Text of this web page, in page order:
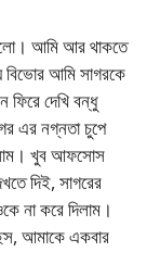
আমি আর থাকতে
বিভোর আমি সাগরকে
দেখি বন্ধু
এর নগ্নতা চুপে
খুব আফসোস
দিই, সাগরের
না করে দিলাম।
আমাকে একবার